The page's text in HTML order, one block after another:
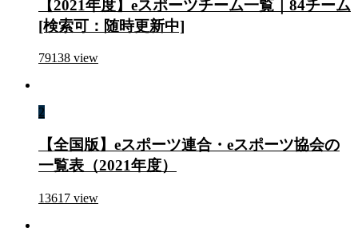
【2021年度】eスポーツチーム一覧｜84チーム
[検索可：随時更新中]
79138 view
2
【全国版】eスポーツ連合・eスポーツ協会の
一覧表（2021年度）
13617 view